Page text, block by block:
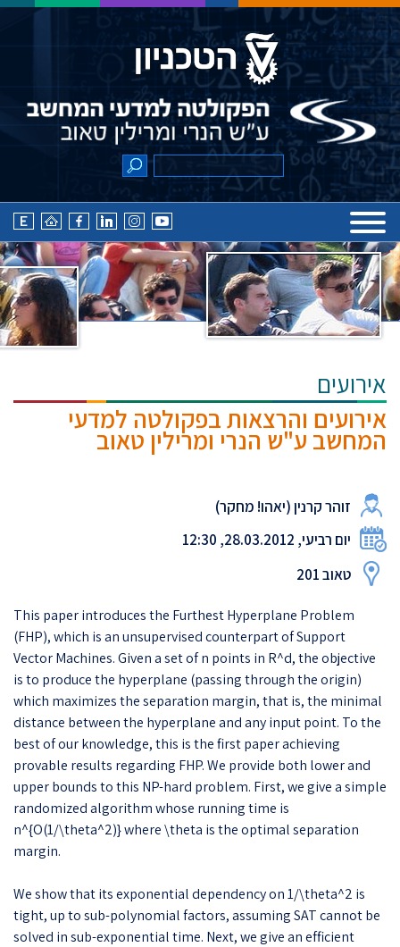
אירועים
אירועים והרצאות בפקולטה למדעי
המחשב ע"ש הנרי ומרילין טאוב
זוהר קרנין (יאהו! מחקר)
יום רביעי, 28.03.2012, 12:30
טאוב 201
This paper introduces the Furthest Hyperplane Problem
(FHP), which is an unsupervised counterpart of Support
Vector Machines. Given a set of n points in R^d, the objective
is to produce the hyperplane (passing through the origin)
which maximizes the separation margin, that is, the minimal
distance between the hyperplane and any input point. To the
best of our knowledge, this is the first paper achieving
provable results regarding FHP. We provide both lower and
upper bounds to this NP-hard problem. First, we give a simple
randomized algorithm whose running time is
n^{O(1/\theta^2)} where \theta is the optimal separation
margin.
We show that its exponential dependency on 1/\theta^2 is
tight, up to sub-polynomial factors, assuming SAT cannot be
solved in sub-exponential time. Next, we give an efficient